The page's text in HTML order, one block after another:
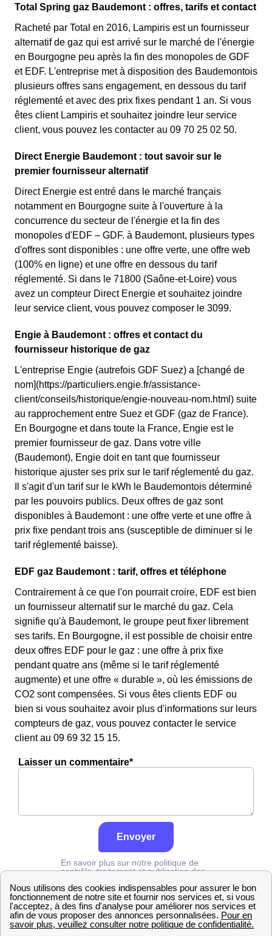
Total Spring gaz Baudemont : offres, tarifs et contact
Racheté par Total en 2016, Lampiris est un fournisseur
alternatif de gaz qui est arrivé sur le marché de l'énergie
en Bourgogne peu après la fin des monopoles de GDF
et EDF. L'entreprise met à disposition des Baudemontois
plusieurs offres sans engagement, en dessous du tarif
réglementé et avec des prix fixes pendant 1 an. Si vous
êtes client Lampiris et souhaitez joindre leur service
client, vous pouvez les contacter au 09 70 25 02 50.
Direct Energie Baudemont : tout savoir sur le
premier fournisseur alternatif
Direct Energie est entré dans le marché français
notamment en Bourgogne suite à l'ouverture à la
concurrence du secteur de l'énergie et la fin des
monopoles d'EDF – GDF. à Baudemont, plusieurs types
d'offres sont disponibles : une offre verte, une offre web
(100% en ligne) et une offre en dessous du tarif
réglementé. Si dans le 71800 (Saône-et-Loire) vous
avez un compteur Direct Energie et souhaitez joindre
leur service client, vous pouvez composer le 3099.
Engie à Baudemont : offres et contact du
fournisseur historique de gaz
L'entreprise Engie (autrefois GDF Suez) a [changé de
nom](https://particuliers.engie.fr/assistance-
client/conseils/historique/engie-nouveau-nom.html) suite
au rapprochement entre Suez et GDF (gaz de France).
En Bourgogne et dans toute la France, Engie est le
premier fournisseur de gaz. Dans votre ville
(Baudemont), Engie doit en tant que fournisseur
historique ajuster ses prix sur le tarif réglementé du gaz.
Il s'agit d'un tarif sur le kWh le Baudemontois déterminé
par les pouvoirs publics. Deux offres de gaz sont
disponibles à Baudemont : une offre verte et une offre à
prix fixe pendant trois ans (susceptible de diminuer si le
tarif réglementé baisse).
EDF gaz Baudemont : tarif, offres et téléphone
Contrairement à ce que l'on pourrait croire, EDF est bien
un fournisseur alternatif sur le marché du gaz. Cela
signifie qu'à Baudemont, le groupe peut fixer librement
ses tarifs. En Bourgogne, il est possible de choisir entre
deux offres EDF pour le gaz : une offre à prix fixe
pendant quatre ans (même si le tarif réglementé
augmente) et une offre « durable », où les émissions de
CO2 sont compensées. Si vous êtes clients EDF ou
bien si vous souhaitez avoir plus d'informations sur leurs
compteurs de gaz, vous pouvez contacter le service
client au 09 69 32 15 15.
Laisser un commentaire*
Envoyer
En savoir plus sur notre politique de
contrôle, traitement et publication des
Engie Saône-et-Loire Baudemont